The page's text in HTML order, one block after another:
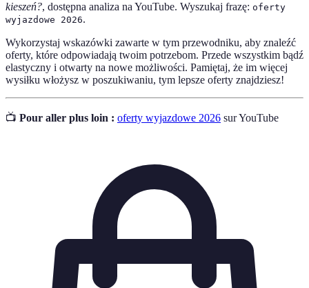
kieszeń?, dostępna analiza na YouTube. Wyszukaj frazę: oferty
wyjazdowe 2026.
Wykorzystaj wskazówki zawarte w tym przewodniku, aby znaleźć
oferty, które odpowiadają twoim potrzebom. Przede wszystkim bądź
elastyczny i otwarty na nowe możliwości. Pamiętaj, że im więcej
wysiłku włożysz w poszukiwaniu, tym lepsze oferty znajdziesz!
📺 Pour aller plus loin : oferty wyjazdowe 2026 sur YouTube